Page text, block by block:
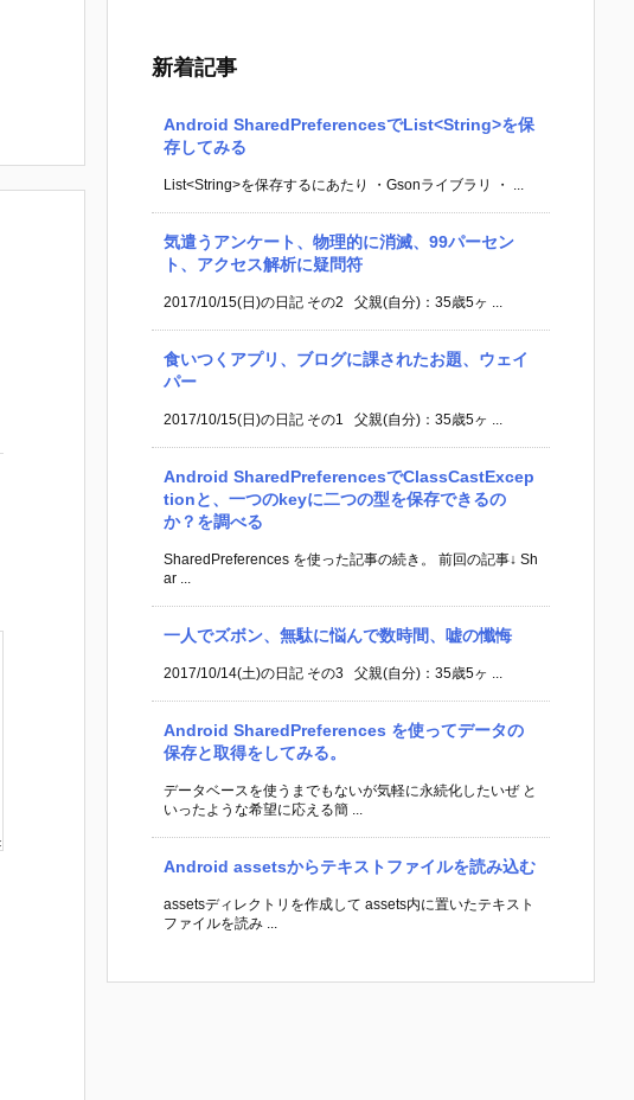
新着記事
Android SharedPreferencesでList<String>を保
存してみる
List<String>を保存するにあたり ・Gsonライブラリ ・ ...
気遣うアンケート、物理的に消滅、99パーセン
ト、アクセス解析に疑問符
2017/10/15(日)の日記 その2 父親(自分)：35歳5ヶ ...
食いつくアプリ、ブログに課されたお題、ウェイ
パー
2017/10/15(日)の日記 その1 父親(自分)：35歳5ヶ ...
Android SharedPreferencesでClassCastExcep
tionと、一つのkeyに二つの型を保存できるの
か？を調べる
SharedPreferences を使った記事の続き。 前回の記事↓ Sh
ar ...
一人でズボン、無駄に悩んで数時間、嘘の懺悔
2017/10/14(土)の日記 その3 父親(自分)：35歳5ヶ ...
Android SharedPreferences を使ってデータの
保存と取得をしてみる。
データベースを使うまでもないが気軽に永続化したいぜ と
いったような希望に応える簡 ...
Android assetsからテキストファイルを読み込む
assetsディレクトリを作成して assets内に置いたテキスト
ファイルを読み ...